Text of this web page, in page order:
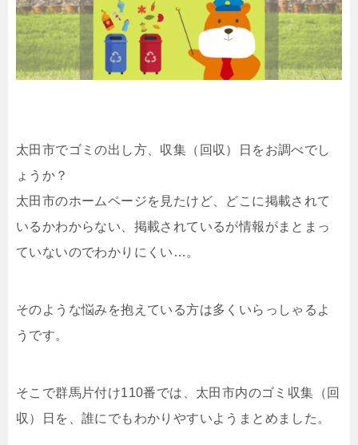
太田市でゴミの出し方、収集（回収）日をお調べでし
ょうか？
太田市のホームページを見たけど、どこに掲載されて
いるかわからない、掲載されているが情報がまとまっ
ていないのでわかりにくい…。
そのような悩みを抱えている方は多くいらっしゃるよ
うです。
そこで群馬片付け110番では、太田市内のゴミ収集（回
収）日を、誰にでもわかりやすいようまとめました。